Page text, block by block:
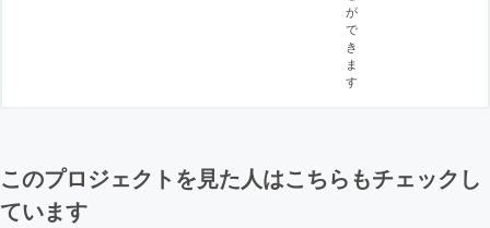
が
で
き
ま
す
このプロジェクトを見た人はこちらもチェックし
ています